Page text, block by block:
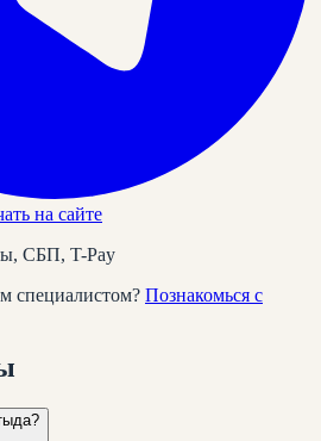
на сайте
СБП, T-Pay
специалистом? Познакомься с